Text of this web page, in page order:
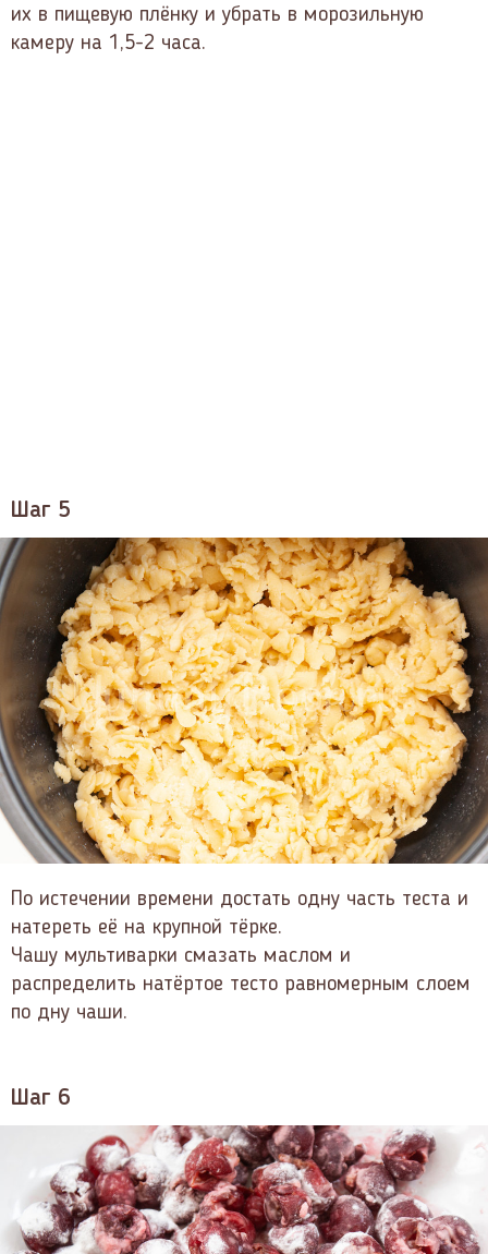
их в пищевую плёнку и убрать в морозильную
камеру на 1,5-2 часа.
Шаг 5
По истечении времени достать одну часть теста и
натереть её на крупной тёрке.
Чашу мультиварки смазать маслом и
распределить натёртое тесто равномерным слоем
по дну чаши.
Шаг 6